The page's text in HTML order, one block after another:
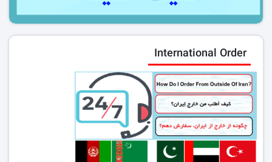
International Order